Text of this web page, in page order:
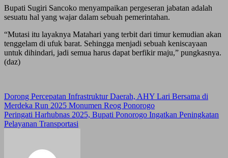
Bupati Sugiri Sancoko menyampaikan pergeseran jabatan adalah
sesuatu hal yang wajar dalam sebuah pemerintahan.
“Mutasi itu layaknya Matahari yang terbit dari timur kemudian akan
tenggelam di ufuk barat. Sehingga menjadi sebuah keniscayaan
untuk dihindari, jadi semua harus dapat berfikir maju,” pungkasnya.
(daz)
Post
navigation
Dorong Percepatan Infrastruktur Daerah, AHY Lari Bersama di
Merdeka Run 2025 Monumen Reog Ponorogo
Peringati Harhubnas 2025, Bupati Ponorogo Ingatkan Peningkatan
Pelayanan Transportasi